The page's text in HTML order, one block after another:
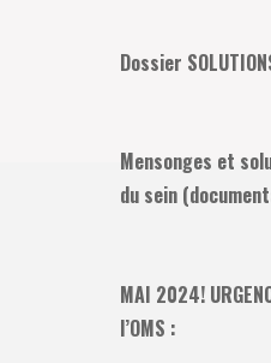
Dossier
Mensonges et
du sein
MAI 2024!
l’OMS :